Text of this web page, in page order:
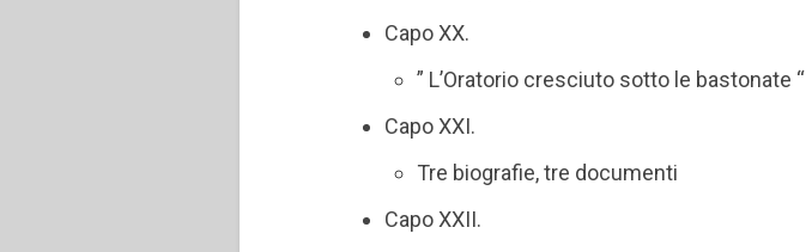
Capo XX.
” L’Oratorio cresciuto sotto le bastonate “
Capo XXI.
Tre biografie, tre documenti
Capo XXII.